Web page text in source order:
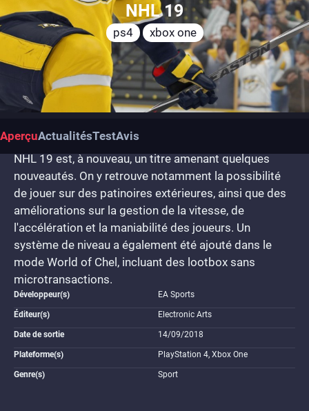
NHL 19
ps4 xbox one
AperçuActualitésTestAvis
NHL 19 est, à nouveau, un titre amenant quelques
nouveautés. On y retrouve notamment la possibilité
de jouer sur des patinoires extérieures, ainsi que des
améliorations sur la gestion de la vitesse, de
l'accélération et la maniabilité des joueurs. Un
système de niveau a également été ajouté dans le
mode World of Chel, incluant des lootbox sans
microtransactions.
Développeur(s) EA Sports
Éditeur(s) Electronic Arts
Date de sortie 14/09/2018
Plateforme(s) PlayStation 4, Xbox One
Genre(s) Sport